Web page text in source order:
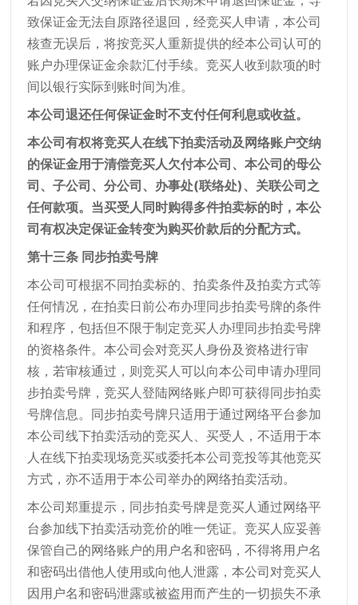
致保证金无法自原路径退回，经竞买人申请，本公司
核查无误后，将按竞买人重新提供的经本公司认可的
账户办理保证金余款汇付手续。竞买人收到款项的时
间以银行实际到账时间为准。
本公司退还任何保证金时不支付任何利息或收益。
本公司有权将竞买人在线下拍卖活动及网络账户交纳
的保证金用于清偿竞买人欠付本公司、本公司的母公
司、子公司、分公司、办事处(联络处)、关联公司之
任何款项。当买受人同时购得多件拍卖标的时，本公
司有权决定保证金转变为购买价款后的分配方式。
第十三条 同步拍卖号牌
本公司可根据不同拍卖标的、拍卖条件及拍卖方式等
任何情况，在拍卖日前公布办理同步拍卖号牌的条件
和程序，包括但不限于制定竞买人办理同步拍卖号牌
的资格条件。本公司会对竞买人身份及资格进行审
核，若审核通过，则竞买人可以向本公司申请办理同
步拍卖号牌，竞买人登陆网络账户即可获得同步拍卖
号牌信息。同步拍卖号牌只适用于通过网络平台参加
本公司线下拍卖活动的竞买人、买受人，不适用于本
人在线下拍卖现场竞买或委托本公司竞投等其他竞买
方式，亦不适用于本公司举办的网络拍卖活动。
本公司郑重提示，同步拍卖号牌是竞买人通过网络平
台参加线下拍卖活动竞价的唯一凭证。竞买人应妥善
保管自己的网络账户的用户名和密码，不得将用户名
和密码出借他人使用或向他人泄露，本公司对竞买人
因用户名和密码泄露或被盗用而产生的一切损失不承